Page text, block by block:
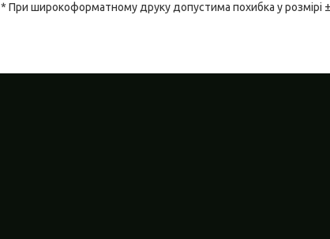
* При широкоформатному друку допустима похибка у розмірі